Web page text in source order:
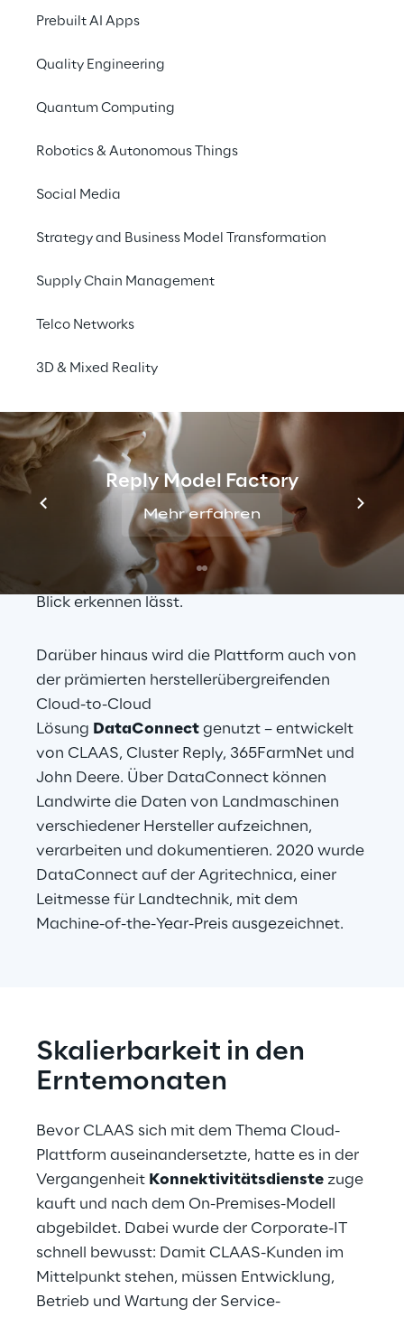
Prebuilt AI Apps
Quality Engineering
Quantum Computing
Robotics & Autonomous Things
Social Media
Strategy and Business Model Transformation
Supply Chain Management
Telco Networks
3D & Mixed Reality
Reply Model Factory
Mehr erfahren
gewährleisten, die beispielsweise für die
Holbrügge, Teamleiter Machine
Telematics,
Dataconnect
Zu den Anwendungen, die sich über die
Plattform austauschen, gehört die CLAAS-
entsprechend ausgerüsteten
Landmaschinen den Abruf und das
Dokumentieren von Arbeitsdaten,
Fahrspuren und Ertragsdaten ermöglicht. Ein
weiteres Beispiel ist die CLAAS-eigene
View App, die Endkunden unter anderem die
Position aller Maschinen im Feld auf einen
Blick erkennen lässt.
Darüber hinaus wird die Plattform auch von
der prämierten herstellerübergreifenden
Cloud-to-Cloud
Lösung DataConnect genutzt – entwickelt
von CLAAS, Cluster Reply, 365FarmNet und
John Deere. Über DataConnect können
Landwirte die Daten von Landmaschinen
verschiedener Hersteller aufzeichnen,
verarbeiten und dokumentieren. 2020 wurde
DataConnect auf der Agritechnica, einer
Leitmesse für Landtechnik, mit dem
Machine-of-the-Year-Preis ausgezeichnet.
Skalierbarkeit in den
Erntemonaten
Bevor CLAAS sich mit dem Thema Cloud-
Plattform auseinandersetzte, hatte es in der
Vergangenheit Konnektivitätsdienste zuge
kauft und nach dem On-Premises-Modell
abgebildet. Dabei wurde der Corporate-IT
schnell bewusst: Damit CLAAS-Kunden im
Mittelpunkt stehen, müssen Entwicklung,
Betrieb und Wartung der Service-